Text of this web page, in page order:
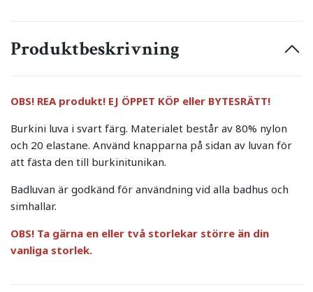
Produktbeskrivning
OBS! REA produkt! EJ ÖPPET KÖP eller BYTESRÄTT!
Burkini luva i svart färg. Materialet består av 80% nylon
och 20 elastane. Använd knapparna på sidan av luvan för
att fästa den till burkinitunikan.
Badluvan är godkänd för användning vid alla badhus och
simhallar.
OBS! Ta gärna en eller två storlekar större än din
vanliga storlek.